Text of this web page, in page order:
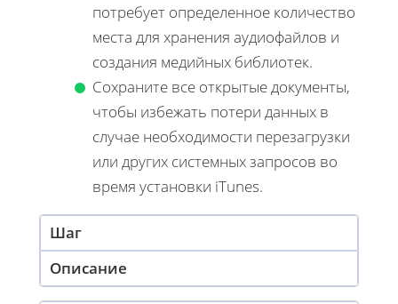
потребует определенное количество
места для хранения аудиофайлов и
создания медийных библиотек.
Сохраните все открытые документы,
чтобы избежать потери данных в
случае необходимости перезагрузки
или других системных запросов во
время установки iTunes.
Шаг
Описание